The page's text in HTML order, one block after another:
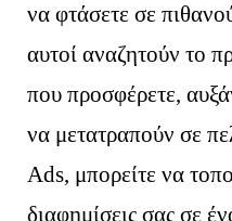
να φτάσετε σε
αυτοί αναζητούν το
που προσφέρετε,
να μετατραπούν σε
Ads, μπορείτε να
διαφημίσεις σας σε